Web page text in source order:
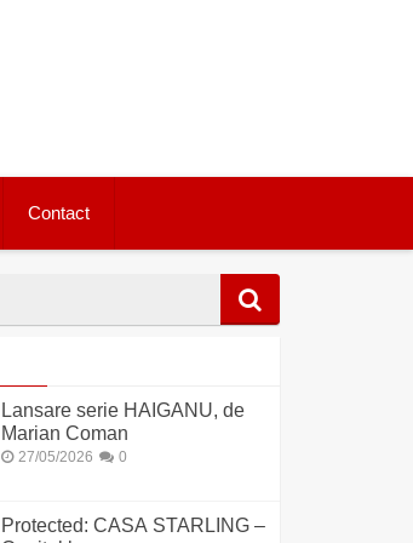
Contact
Lansare serie HAIGANU, de
Marian Coman
27/05/2026 0
Protected: CASA STARLING –